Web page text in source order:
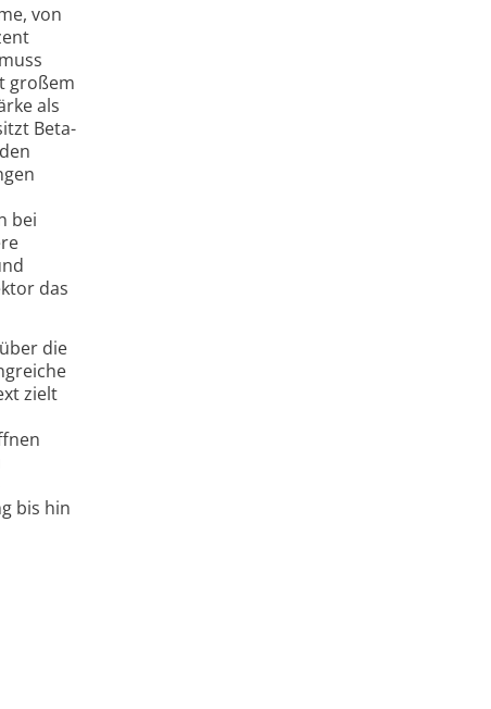
von
großem
als
Beta-
bei
das
die
zielt
bis hin